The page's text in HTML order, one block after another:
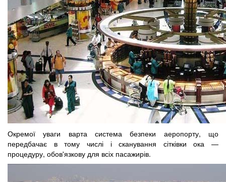
Окремої уваги варта система безпеки аеропорту, що
передбачає в тому числі і сканування сітківки ока —
процедуру, обов'язкову для всіх пасажирів.